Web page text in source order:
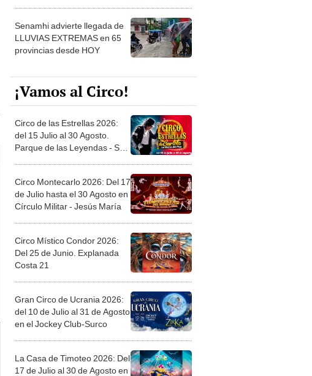
Senamhi advierte llegada de
LLUVIAS EXTREMAS en 65
provincias desde HOY
¡Vamos al Circo!
Circo de las Estrellas 2026:
del 15 Julio al 30 Agosto.
Parque de las Leyendas - San
Circo Montecarlo 2026: Del 17
de Julio hasta el 30 Agosto en
Círculo Militar - Jesús María
Circo Místico Condor 2026:
Del 25 de Junio. Explanada
Costa 21
Gran Circo de Ucrania 2026:
del 10 de Julio al 31 de Agosto
en el Jockey Club-Surco
La Casa de Timoteo 2026: Del
17 de Julio al 30 de Agosto en